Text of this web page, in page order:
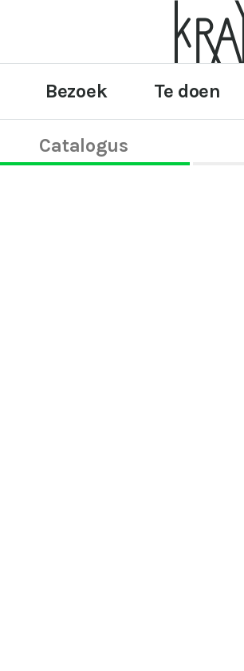
Bezoek Te doen
Catalogus